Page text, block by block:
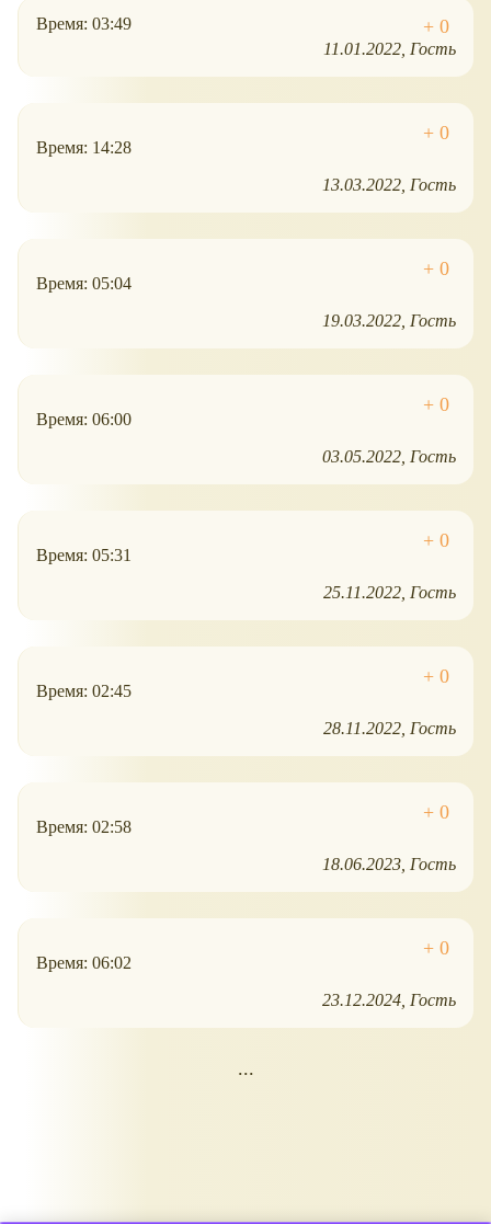
Время: 03:49
11.01.2022 Гость
Время: 14:28
13.03.2022 Гость
Время: 05:04
19.03.2022 Гость
Время: 06:00
03.05.2022 Гость
Время: 05:31
25.11.2022 Гость
Время: 02:45
28.11.2022 Гость
Время: 02:58
18.06.2023 Гость
Время: 06:02
23.12.2024 Гость
...